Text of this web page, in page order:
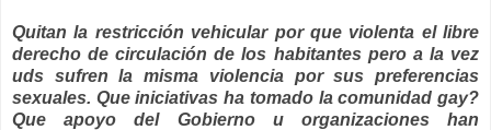
Quitan la restricción vehicular por que violenta el libre
derecho de circulación de los habitantes pero a la vez
uds sufren la misma violencia por sus preferencias
sexuales. Que iniciativas ha tomado la comunidad gay?
Que apoyo del Gobierno u organizaciones han